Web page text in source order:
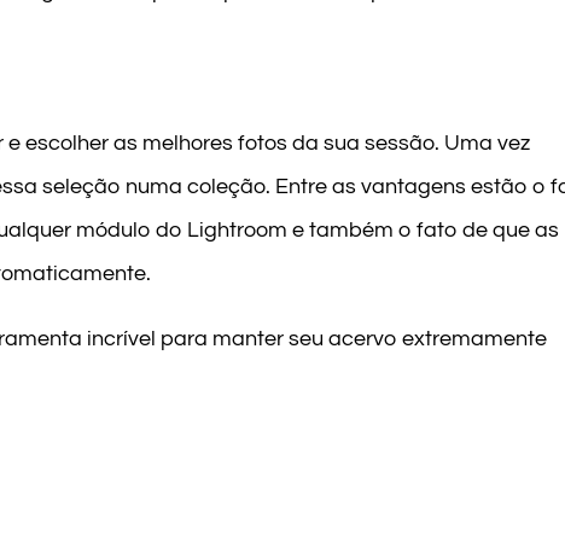
escolher as melhores fotos da sua sessão. Uma vez
seleção numa coleção. Entre as vantagens estão o
módulo do Lightroom e também o fato de que as
incrível para manter seu acervo extremamente